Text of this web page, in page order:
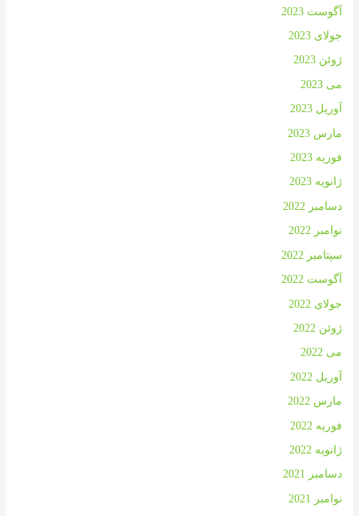
آگوست 2023
جولای 2023
ژوئن 2023
می 2023
آوریل 2023
مارس 2023
فوریه 2023
ژانویه 2023
دسامبر 2022
نوامبر 2022
سپتامبر 2022
آگوست 2022
جولای 2022
ژوئن 2022
می 2022
آوریل 2022
مارس 2022
فوریه 2022
ژانویه 2022
دسامبر 2021
نوامبر 2021